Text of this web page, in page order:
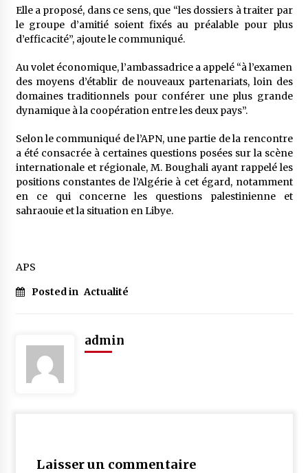
Elle a proposé, dans ce sens, que “les dossiers à traiter par
le groupe d’amitié soient fixés au préalable pour plus
d’efficacité”, ajoute le communiqué.
Au volet économique, l’ambassadrice a appelé “à l’examen
des moyens d’établir de nouveaux partenariats, loin des
domaines traditionnels pour conférer une plus grande
dynamique à la coopération entre les deux pays”.
Selon le communiqué de l’APN, une partie de la rencontre
a été consacrée à certaines questions posées sur la scène
internationale et régionale, M. Boughali ayant rappelé les
positions constantes de l’Algérie à cet égard, notamment
en ce qui concerne les questions palestinienne et
sahraouie et la situation en Libye.
APS
Posted in Actualité
admin
Laisser un commentaire